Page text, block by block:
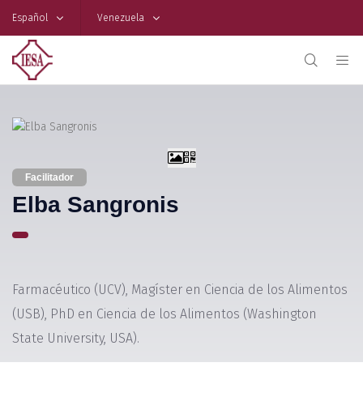
Español Venezuela
Facilitador
Elba Sangronis
Farmacéutico (UCV), Magíster en Ciencia de los Alimentos
(USB), PhD en Ciencia de los Alimentos (Washington
State University, USA).